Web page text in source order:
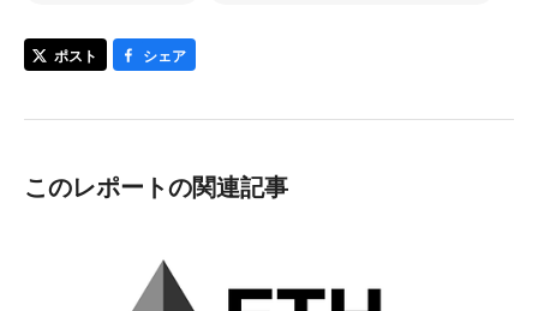
ポスト シェア
このレポートの関連記事